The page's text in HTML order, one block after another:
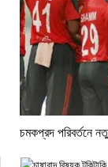
চমকপ্রদ পরিবর্তনে